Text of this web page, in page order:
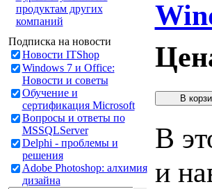
продуктам других
компаний
Подписка на новости
Новости ITShop
Windows 7 и Office:
Новости и советы
Обучение и
сертификация Microsoft
Вопросы и ответы по
MSSQLServer
Delphi - проблемы и
решения
Adobe Photoshop: алхимия
дизайна
В
и